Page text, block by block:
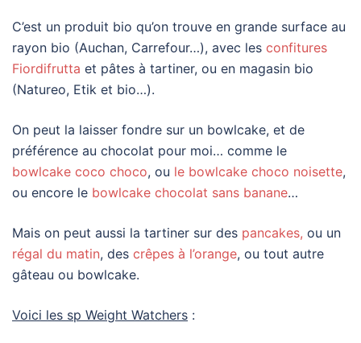
C’est un produit bio qu’on trouve en grande surface au
rayon bio (Auchan, Carrefour…), avec les confitures
Fiordifrutta et pâtes à tartiner, ou en magasin bio
(Natureo, Etik et bio…).
On peut la laisser fondre sur un bowlcake, et de
préférence au chocolat pour moi… comme le
bowlcake coco choco, ou le bowlcake choco noisette,
ou encore le bowlcake chocolat sans banane…
Mais on peut aussi la tartiner sur des pancakes, ou un
régal du matin, des crêpes à l’orange, ou tout autre
gâteau ou bowlcake.
Voici les sp Weight Watchers :